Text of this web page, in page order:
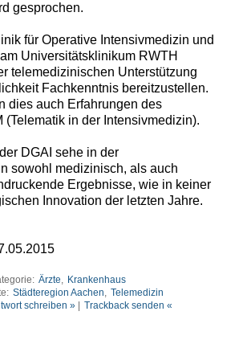
gesprochen.
für Operative Intensivmedizin und
Universitätsklinikum RWTH
telemedizinischen Unterstützung
Fachkenntnis bereitzustellen.
dies auch Erfahrungen des
(Telematik in der Intensivmedizin).
DGAI sehe in der
sowohl medizinisch, als auch
Ergebnisse, wie in keiner
Innovation der letzten Jahre.
Ärzte, Krankenhaus
Städteregion Aachen, Telemedizin
schreiben » Trackback senden «